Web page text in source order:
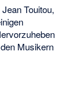
Touitou,
Musikern